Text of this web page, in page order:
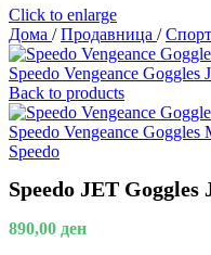
Click to enlarge
Дома / Продавница /
Speedo Vengeance Goggles
Back to products
Speedo Vengeance Goggles
Speedo
Speedo JET
890,00 ден